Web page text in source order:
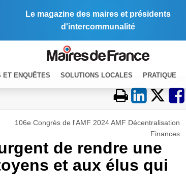
Le magazine des maires et présidents
d'intercommunalité
ET ENQUÊTES SOLUTIONS LOCALES PRATIQUE
106e Congrès de l'AMF 2024 AMF Décentralisation
Finances
de rendre une
et aux élus qui